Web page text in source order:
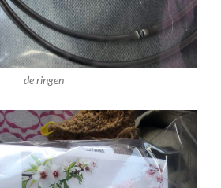
de ringen